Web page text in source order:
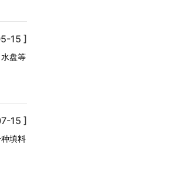
15 ]
盘等
15 ]
填料